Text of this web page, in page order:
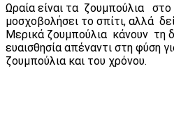
Ωραία είναι τα ζουμπούλια στο
μοσχοβολήσει το σπίτι, αλλά
Μερικά ζουμπούλια κάνουν τη
ευαισθησία απέναντι στη φύση
ζουμπούλια και του χρόνου.